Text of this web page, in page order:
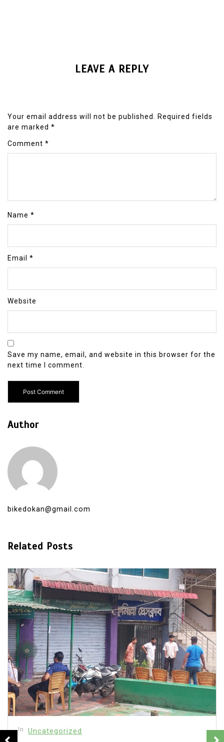
LEAVE A REPLY
Your email address will not be published.
Required fields
are marked *
Comment *
Name *
Email *
Website
Save my name, email, and website in this browser for the
next time I comment.
Author
bikedokan@gmail.com
Related Posts
In Uncategorized